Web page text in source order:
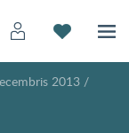
2013 /